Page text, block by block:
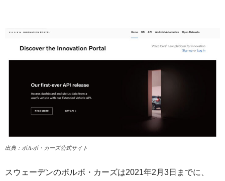
出典：ボルボ・カーズ公式サイト
スウェーデンのボルボ・カーズは2021年2月3日までに、